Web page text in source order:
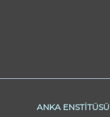
ANKA